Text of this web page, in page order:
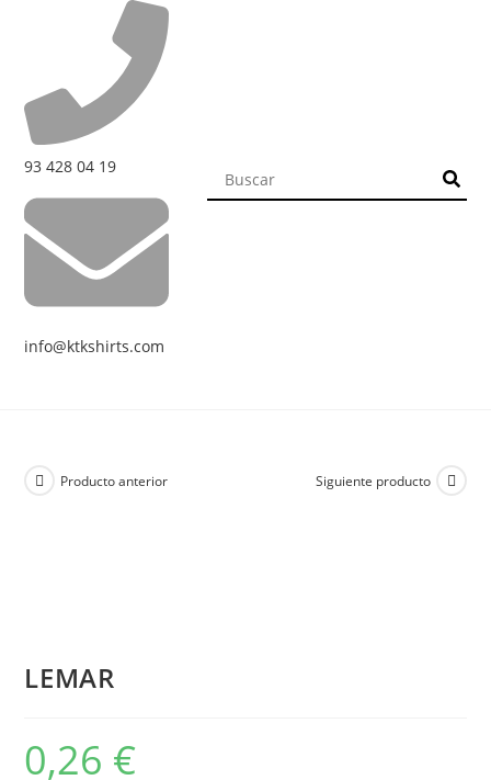
93 428 04 19
info@ktkshirts.com
Producto anterior Siguiente producto
LEMAR
0,26 €